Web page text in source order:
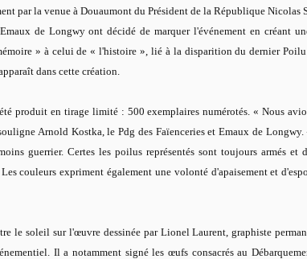
par la venue à Douaumont du Président de la République Nicolas
de Longwy ont décidé de marquer l'événement en créant
» à celui de «l'histoire » , lié à la disparition du dernier
dans cette création.
produit en tirage limité : 500 exemplaires numérotés. «Nous
souligne Arnold Kostka, le Pdg des Faïenceries et Emaux de Longwy.
guerrier. Certes les poilus représentés sont toujours armés et
couleurs expriment également une volonté d'apaisement et
le soleil sur l'œuvre dessinée par Lionel Laurent, graphiste
Il a notamment signé les œufs consacrés au